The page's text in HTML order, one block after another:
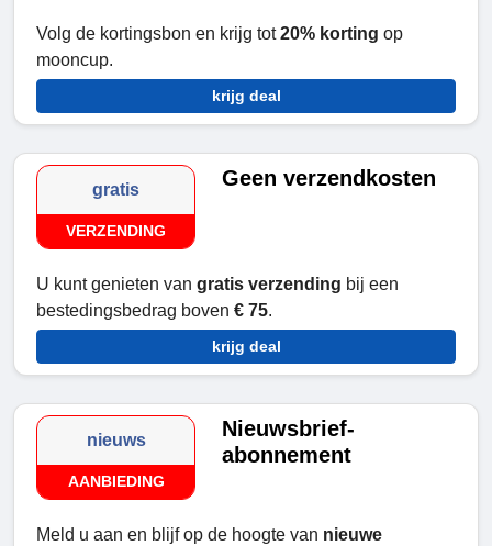
Volg de kortingsbon en krijg tot20% korting op
mooncup.
krijg deal
gratis
VERZENDING
Geen verzendkosten
U kunt genieten van gratis verzending bij een
bestedingsbedrag boven € 75.
krijg deal
nieuws
AANBIEDING
Nieuwsbrief-
abonnement
Meld u aan en blijf op de hoogte van nieuwe